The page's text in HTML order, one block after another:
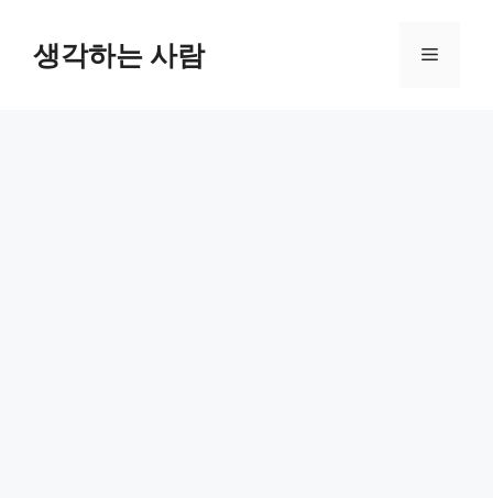
content생각하는 사람 Menu